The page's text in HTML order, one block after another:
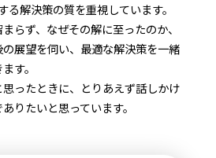
解決策の質を重視しています。
らず、なぜその解に至ったのか、
展望を伺い、最適な解決策を一緒
す。
思ったときに、とりあえず話しかけ
りたいと思っています。